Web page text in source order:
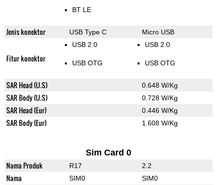
BT LE
Jenis konektor USB Type C Micro USB
Fitur konektor
USB 2.0
USB OTG
USB 2.0
USB OTG
SAR Head (U.S) 0.648 W/Kg
SAR Body (U.S) 0.728 W/Kg
SAR Head (Eur) 0.446 W/Kg
SAR Body (Eur) 1.608 W/Kg
Sim Card 0
Nama Produk R17 2.2
Nama SIM0 SIM0